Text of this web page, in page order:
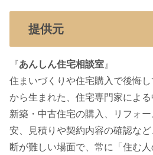
提供元
『あんしん住宅相談室 』
住まいづくりや住宅購入で後悔
から生まれた、住宅専門家による
新築・中古住宅の購入、リフォ
安、見積りや契約内容の確認な
断が難しい場面で、常に「住む